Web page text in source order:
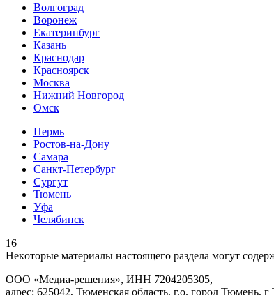
Волгоград
Воронеж
Екатеринбург
Казань
Краснодар
Красноярск
Москва
Нижний Новгород
Омск
Пермь
Ростов-на-Дону
Самара
Санкт-Петербург
Сургут
Тюмень
Уфа
Челябинск
16+
Heкoтopыe мaтepиaлы нacтoящего paздeла мoгут
ООО «Медиа-решения», ИНН 7204205305,
адрес: 625042, Тюменская область, г.о. город